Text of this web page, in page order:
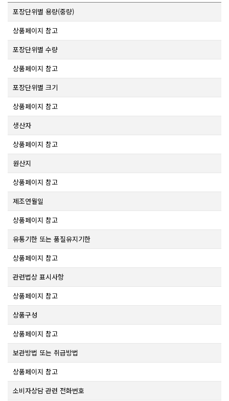
포장단위별 용량(중량)
상품페이지 참고
포장단위별 수량
상품페이지 참고
포장단위별 크기
상품페이지 참고
생산자
상품페이지 참고
원산지
상품페이지 참고
제조연월일
상품페이지 참고
유통기한 또는 품질유지기한
상품페이지 참고
관련법상 표시사항
상품페이지 참고
상품구성
상품페이지 참고
보관방법 또는 취급방법
상품페이지 참고
소비자상담 관련 전화번호